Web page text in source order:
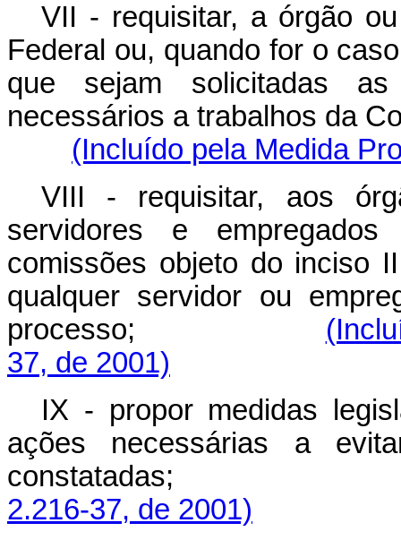
VII - requisitar, a órgão
Federal ou, quando for o
que sejam solicitadas
necessários a trabalhos
(Incluído pela Medida
VIII - requisitar, aos
servidores e
comissões objeto do inciso
qualquer servidor ou
processo;
37, de 2001)
IX - propor medidas
ações necessárias a
2.216-37, de 2001)